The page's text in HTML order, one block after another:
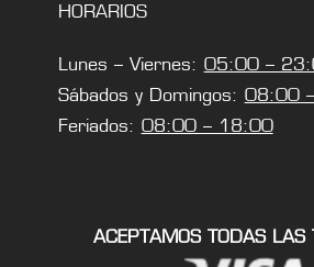
HORARIOS
Lunes – Viernes: 05:00 –
Sábados y Domingos: 08:00
Feriados: 08:00 – 18:00
ACEPTAMOS TODAS LAS